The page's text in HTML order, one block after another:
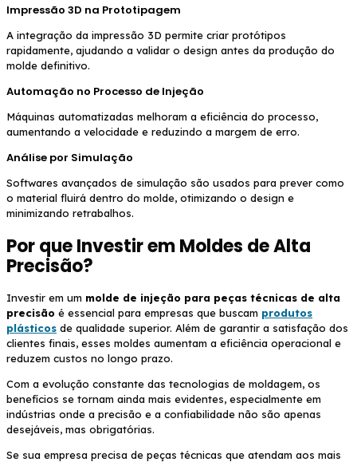
Impressão 3D na Prototipagem
A integração da impressão 3D permite criar protótipos
rapidamente, ajudando a validar o design antes da produção do
molde definitivo.
Automação no Processo de Injeção
Máquinas automatizadas melhoram a eficiência do processo,
aumentando a velocidade e reduzindo a margem de erro.
Análise por Simulação
Softwares avançados de simulação são usados para prever como
o material fluirá dentro do molde, otimizando o design e
minimizando retrabalhos.
Por que Investir em Moldes de Alta
Precisão?
Investir em um molde de injeção para peças técnicas de alta
precisão é essencial para empresas que buscam produtos
plásticos de qualidade superior. Além de garantir a satisfação dos
clientes finais, esses moldes aumentam a eficiência operacional e
reduzem custos no longo prazo.
Com a evolução constante das tecnologias de moldagem, os
benefícios se tornam ainda mais evidentes, especialmente em
indústrias onde a precisão e a confiabilidade não são apenas
desejáveis, mas obrigatórias.
Se sua empresa precisa de peças técnicas que atendam aos mais